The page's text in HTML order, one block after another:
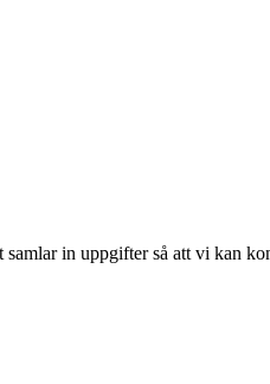
in uppgifter så att vi kan